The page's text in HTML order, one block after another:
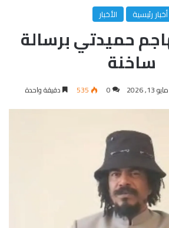
أخبار رئيسية
الأخبار
حميدتي برسالة
ساخنة
2026
0
535 دقيقة واحدة